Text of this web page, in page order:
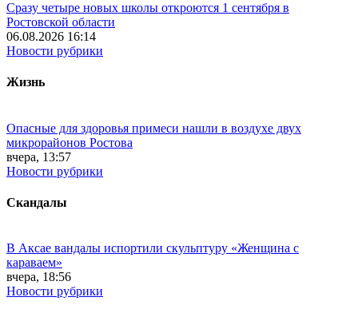
Сразу четыре новых школы откроются 1 сентября в
Ростовской области
06.08.2026 16:14
Новости рубрики
Жизнь
Опасные для здоровья примеси нашли в воздухе двух
микрорайонов Ростова
вчера, 13:57
Новости рубрики
Скандалы
В Аксае вандалы испортили скульптуру «Женщина с
караваем»
вчера, 18:56
Новости рубрики